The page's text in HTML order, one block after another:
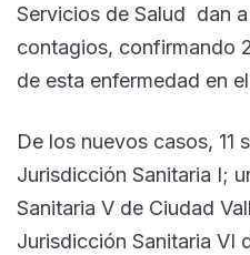
Servicios de Salud dan
contagios, confirmando
de esta enfermedad en
De los nuevos casos, 11
Jurisdicción Sanitaria I;
Sanitaria V de Ciudad
Jurisdicción Sanitaria VI